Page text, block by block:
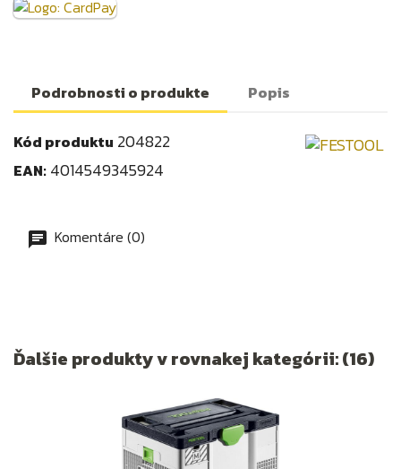
Podrobnosti o produkte Popis
Kód produktu 204822
EAN: 4014549345924
Komentáre (0)
Ďalšie produkty v rovnakej kategórii: (16)